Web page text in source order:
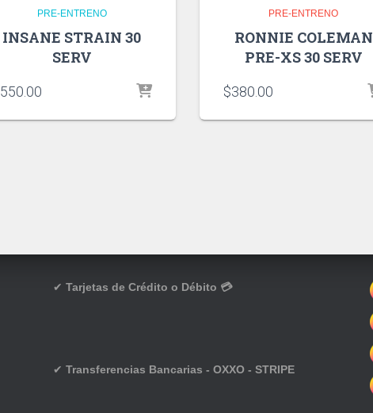
PRE-ENTRENO
INSANE STRAIN 30
SERV
550.00
PRE-ENTRENO
RONNIE COLEMAN
PRE-XS 30 SERV
$380.00
✔ Tarjetas de Crédito o Débito 💳
✔ Transferencias Bancarias - OXXO - STRIPE